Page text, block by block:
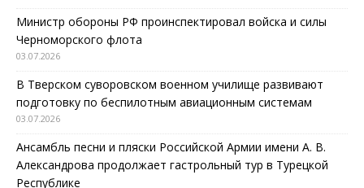
Министр обороны РФ проинспектировал войска и силы
Черноморского флота
03.07.2026
В Тверском суворовском военном училище развивают
подготовку по беспилотным авиационным системам
03.07.2026
Ансамбль песни и пляски Российской Армии имени А. В.
Александрова продолжает гастрольный тур в Турецкой
Республике